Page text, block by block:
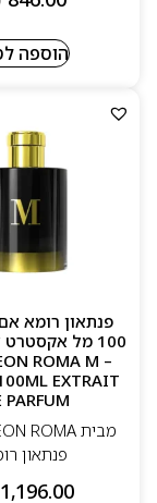
הוספה
פנתאון רומא
100 מל
ROMA M
EXTRAIT
PARFUM
פנתאון
1,196.00